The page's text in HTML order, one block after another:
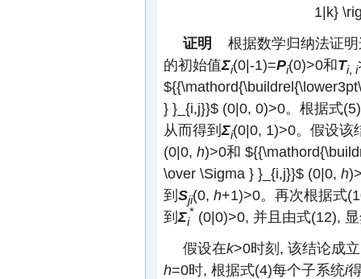
1|k}
证明
根据数学归纳法证明
的初始值Σi(0|-1)=Pi(0)>0和Ti, i
} }_{i,j}}$ (0|0, 0)>0。根据式
从而得到Σi(0|0, 1)>0。假设该
(0|0, h)>0和
\over \Sigma } }_{i,j}}$ (0|0, h
到 Sji(0, h+1)>0。再次根据式
到Σi
* (0|0)>0, 并且由式(12),
假设在k>0时刻, 该结论成
h=0时, 根据式(4)每个子系统i